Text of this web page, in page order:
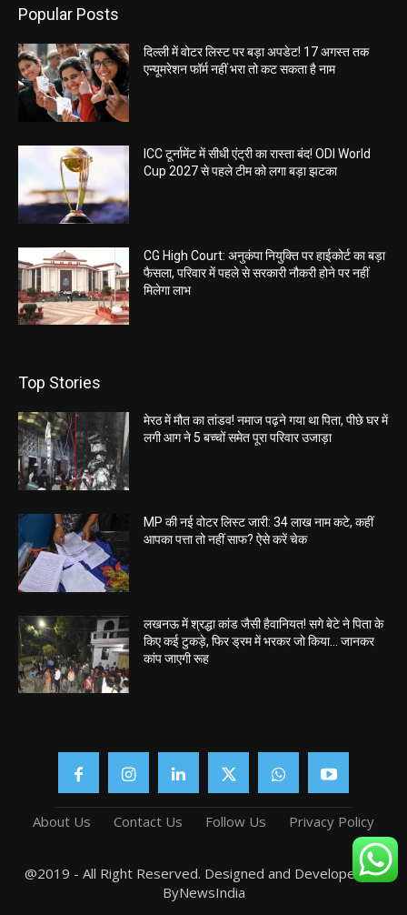
Popular Posts
दिल्ली में वोटर लिस्ट पर बड़ा अपडेट! 17 अगस्त तक
एन्यूमरेशन फॉर्म नहीं भरा तो कट सकता है नाम
ICC टूर्नामेंट में सीधी एंट्री का रास्ता बंद! ODI World
Cup 2027 से पहले टीम को लगा बड़ा झटका
CG High Court: अनुकंपा नियुक्ति पर हाईकोर्ट का बड़ा
फैसला, परिवार में पहले से सरकारी नौकरी होने पर नहीं
मिलेगा लाभ
Top Stories
मेरठ में मौत का तांडव! नमाज पढ़ने गया था पिता, पीछे घर में
लगी आग ने 5 बच्चों समेत पूरा परिवार उजाड़ा
MP की नई वोटर लिस्ट जारी: 34 लाख नाम कटे, कहीं
आपका पत्ता तो नहीं साफ? ऐसे करें चेक
लखनऊ में श्रद्धा कांड जैसी हैवानियत! सगे बेटे ने पिता के
किए कई टुकड़े, फिर ड्रम में भरकर जो किया… जानकर
कांप जाएगी रूह
About Us Contact Us Follow Us Privacy Policy
@2019 - All Right Reserved. Designed and Developed by
ByNewsIndia